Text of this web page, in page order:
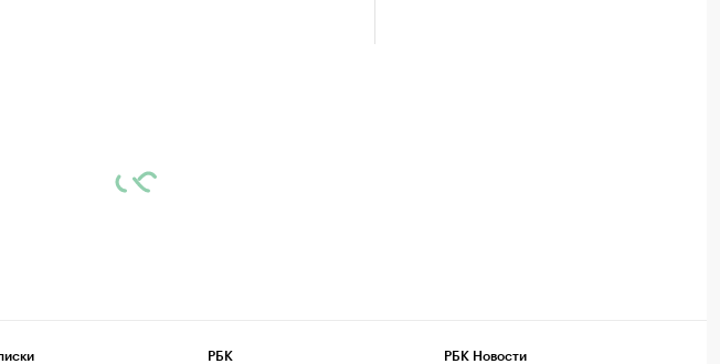
РБК РБК Новости